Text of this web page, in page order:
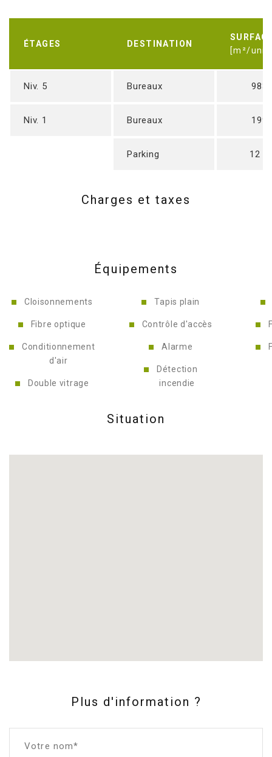
ÉTAGES DESTINATION
[m²/
Niv. 5 Bureaux 983
Niv. 1 Bureaux 199
Parking 12
Charges et taxes
Équipements
Cloisonnements
Fibre optique
Conditionnement
d'air
Double vitrage
Tapis plain
Contrôle d'accès
Alarme
Détection
incendie
Situation
Plus d'information ?
Votre nom*